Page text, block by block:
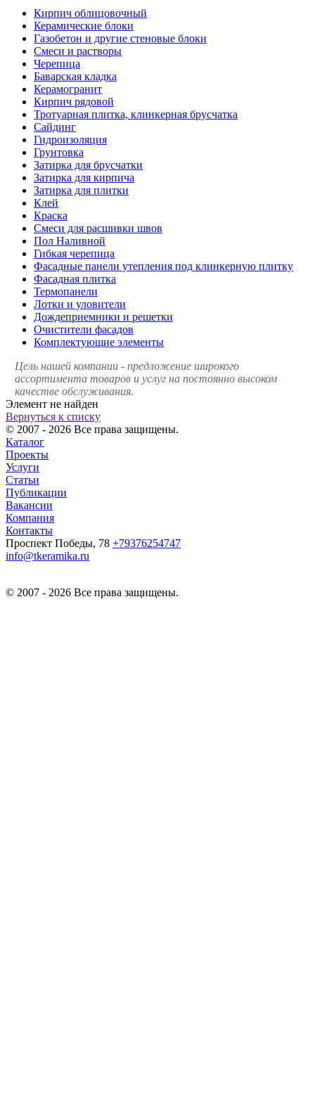
Кирпич облицовочный
Керамические блоки
Газобетон и другие стеновые блоки
Смеси и растворы
Черепица
Баварская кладка
Керамогранит
Кирпич рядовой
Тротуарная плитка, клинкерная брусчатка
Сайдинг
Гидроизоляция
Грунтовка
Затирка для брусчатки
Затирка для кирпича
Затирка для плитки
Клей
Краска
Смеси для расшивки швов
Пол Наливной
Гибкая черепица
Фасадные панели утепления под клинкерную плитку
Фасадная плитка
Термопанели
Лотки и уловители
Дождеприемники и решетки
Очистители фасадов
Комплектующие элементы
Цель нашей компании - предложение широкого
ассортимента товаров и услуг на постоянно высоком
качестве обслуживания.
Элемент не найден
Вернуться к списку
© 2007 - 2026 Все права защищены.
Каталог
Проекты
Услуги
Статьи
Публикации
Вакансии
Компания
Контакты
Проспект Победы, 78 +79376254747
info@tkeramika.ru
© 2007 - 2026 Все права защищены.